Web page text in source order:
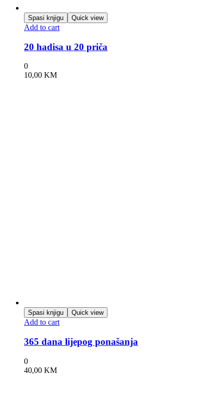
Spasi knjigu Quick view
Add to cart
20 hadisa u 20 priča
0
10,00 KM
Spasi knjigu Quick view
Add to cart
365 dana lijepog ponašanja
0
40,00 KM